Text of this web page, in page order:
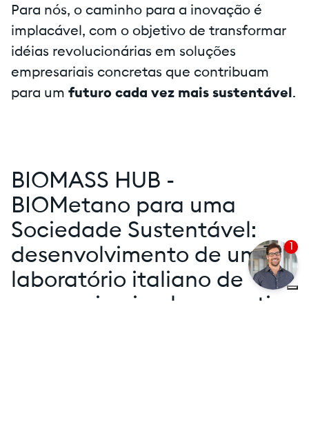
Para nós, o caminho para a inovação é
implacável, com o objetivo de transformar
idéias revolucionárias em soluções
empresariais concretas que contribuam
para um futuro cada vez mais sustentável.
BIOMASS HUB -
BIOMetano para uma
Sociedade Sustentável:
desenvolvimento de um
laboratório italiano de
economia circular a partir